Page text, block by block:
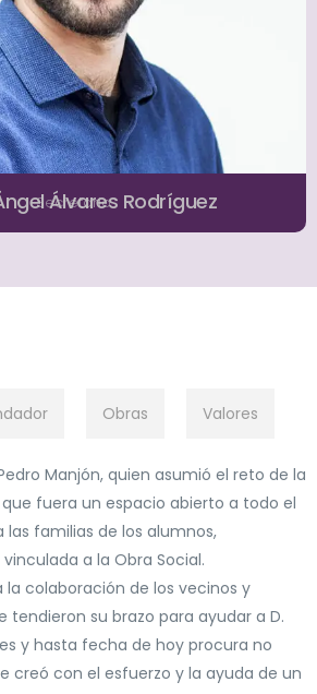
Álvares Rodríguez
Secretario
Obras Valores
Manjón, quien asumió el reto de la
fuera un espacio abierto a todo el
las familias de los alumnos,
a la Obra Social.
la colaboración de los vecinos y
tendieron su brazo para ayudar a D.
y hasta fecha de hoy procura no
creó con el esfuerzo y la ayuda de un